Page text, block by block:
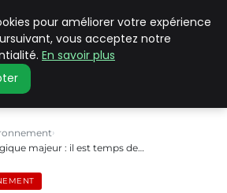
C ADVANCED
majeur : il est temps de…
pour améliorer votre expérience
vous acceptez notre
En savoir plus